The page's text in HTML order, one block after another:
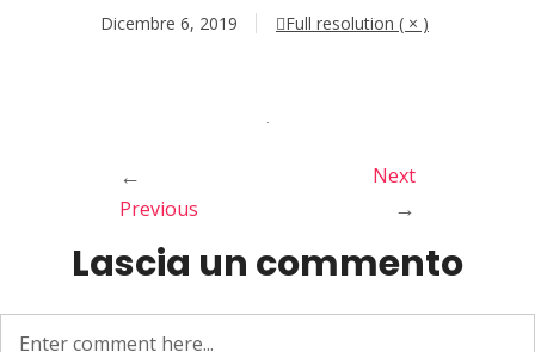
Dicembre 6, 2019 Full resolution ( × )
←
Previous
Next
→
Lascia un commento